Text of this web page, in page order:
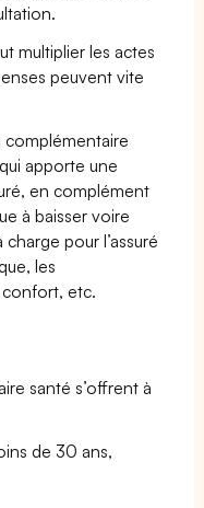
multiplier les actes
peuvent vite
complémentaire
apporte une
en complément
à baisser voire
pour l’assuré
les
confort, etc.
santé s’offrent à
de 30 ans,